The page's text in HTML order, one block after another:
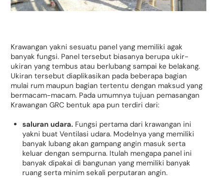
Krawangan yakni sesuatu panel yang memiliki agak
banyak fungsi. Panel tersebut biasanya berupa ukir-
ukiran yang tembus atau berlubang sampai ke belakang.
Ukiran tersebut diaplikasikan pada beberapa bagian
mulai rum maupun bagian tertentu dengan maksud yang
bermacam-macam. Pada umumnya tujuan pemasangan
Krawangan GRC bentuk apa pun terdiri dari:
saluran udara. Fungsi pertama dari krawangan ini
yakni buat Ventilasi udara. Modelnya yang memiliki
banyak lubang akan gampang angin masuk serta
keluar dengan sempurna. Itulah mengapa panel ini
banyak dipakai di bangunan yang memiliki banyak
ruang serta minim sekali perputaran angin.